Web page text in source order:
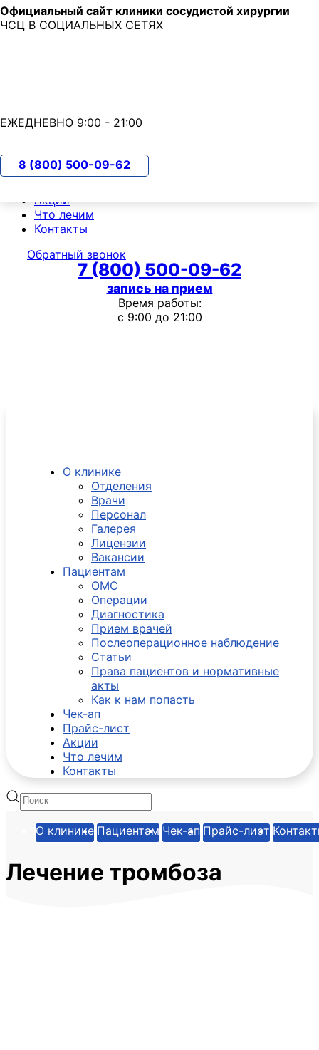
Skip to main content
Пациентам
Чек-ап
Акции
Что лечим
Контакты
Обратный звонок
7 (800) 500-09-62
запись на прием
Время работы:
с 9:00 до 21:00
Официальный сайт клиники сосудистой хирургии
ЧСЦ В СОЦИАЛЬНЫХ СЕТЯХ
ЕЖЕДНЕВНО 9:00 - 21:00
8 (800) 500-09-62
О клинике
Отделения
Врачи
Персонал
Галерея
Лицензии
Вакансии
Пациентам
ОМС
Операции
Диагностика
Прием врачей
Послеоперационное наблюдение
Статьи
Права пациентов и нормативные
акты
Как к нам попасть
Чек-ап
Прайс-лист
Акции
Что лечим
Контакты
О клинике Пациентам Чек-ап Прайс-лист
Лечение тромбоза